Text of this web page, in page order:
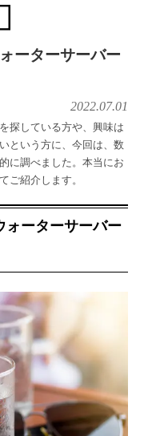
ーターサーバー
2022.07.01
探している方や、興味は
という方に、今回は、数
に調べました。本当にお
ご紹介します。
ォーターサーバー